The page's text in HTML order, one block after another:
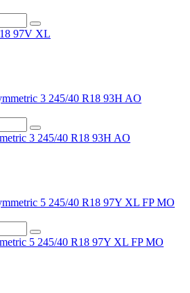
97V XL
3 245/40 R18 93H AO
5 245/40 R18 97Y XL FP MO